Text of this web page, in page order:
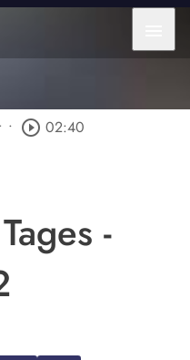
• play_circle_outline 02:40
-